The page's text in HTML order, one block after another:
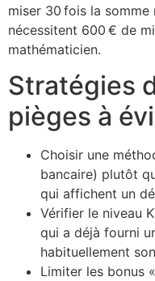
miser 30 fois la
nécessitent 600 € de
mathématicien.
Stratégies
pièges à
Choisir une
bancaire) plutôt
qui affichent un
Vérifier le niveau
qui a déjà fourni
habituellement
Limiter les bonus